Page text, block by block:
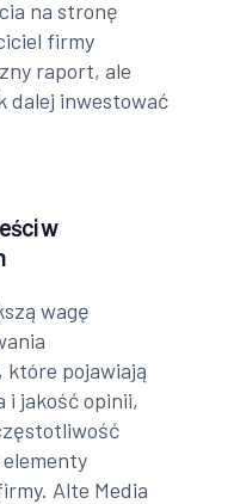
na stronę
firmy
raport, ale
dalej inwestować
w
wagę
pojawiają
i jakość opinii,
Alte Media